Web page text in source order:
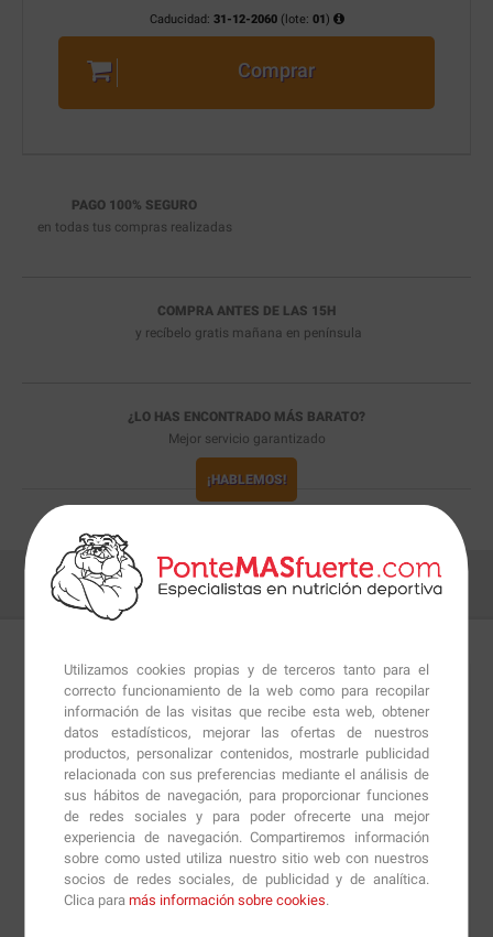
Utilizamos cookies propias y de terceros tanto para el
correcto funcionamiento de la web como para recopilar
información de las visitas que recibe esta web, obtener
datos estadísticos, mejorar las ofertas de nuestros
productos, personalizar contenidos, mostrarle publicidad
relacionada con sus preferencias mediante el análisis de
sus hábitos de navegación, para proporcionar funciones
de redes sociales y para poder ofrecerte una mejor
experiencia de navegación. Compartiremos información
sobre como usted utiliza nuestro sitio web con nuestros
socios de redes sociales, de publicidad y de analítica.
Clica paramás información sobre cookies.
Caducidad: 31-12-2060(lote: 01)
Comprar
PAGO 100% SEGURO
en todas tus compras realizadas
COMPRA ANTES DE LAS 15H
y recíbelo gratis mañana en península
¿LO HAS ENCONTRADO MÁS BARATO?
Mejor servicio garantizado
¡HABLEMOS!
Detalles Preguntas +Info
ElSeminario de Embarazo y Ejercicio Físicolo impartió
D. Guillermo Peña de forma presencial en Anef
Barcelona. Se grabó, montó y editó para poder
ofrecerlo en formato online. Incluye Certificado de
realización.
Programa: